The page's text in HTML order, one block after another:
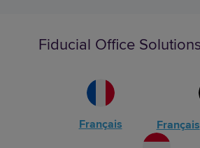
Fiducial Office
Français Français